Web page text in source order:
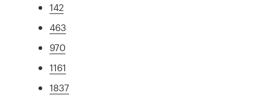
142
463
970
1161
1837